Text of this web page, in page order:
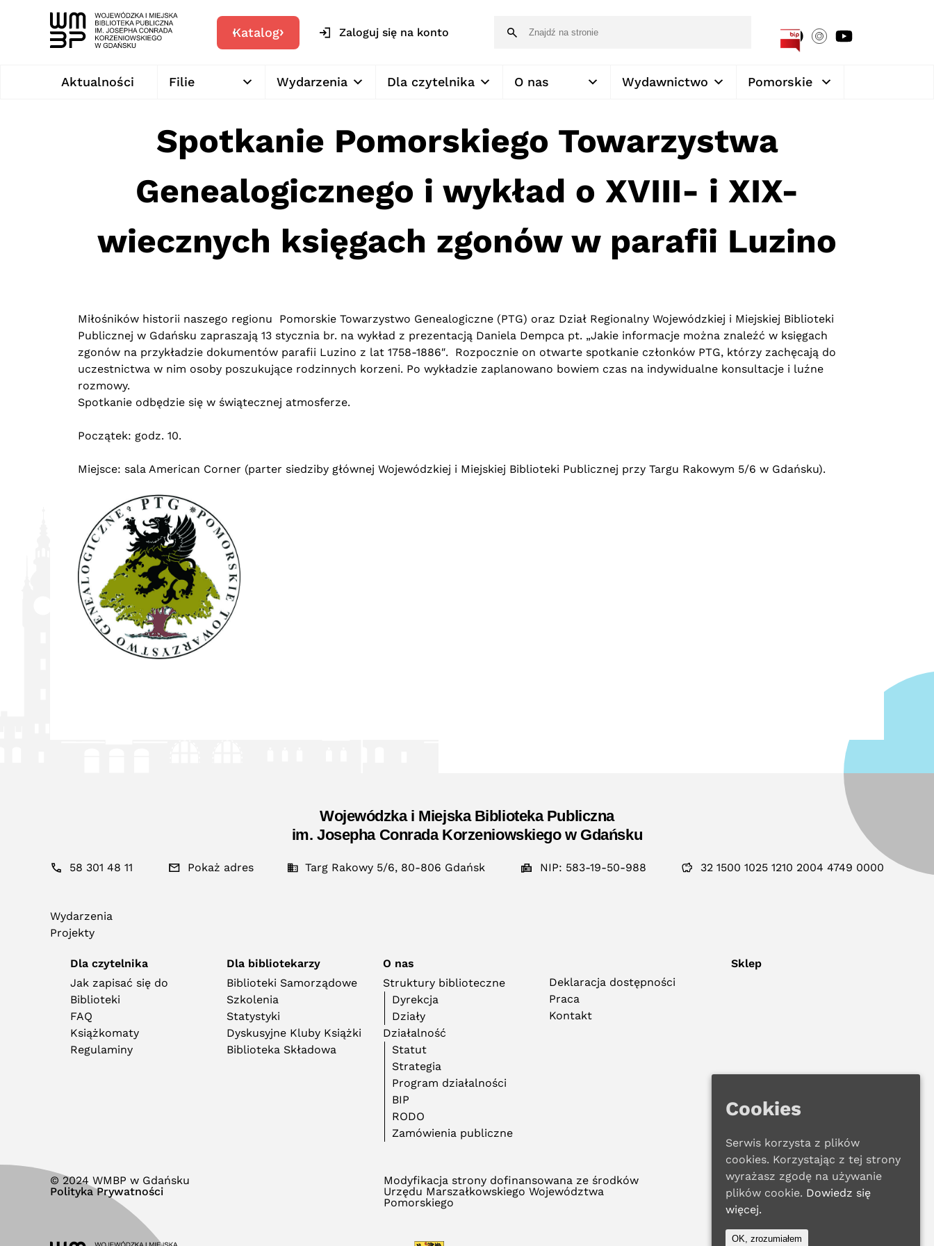
Katalog Zaloguj się na konto
Aktualności Filie Wydarzenia Dla czytelnika O nas Wydawnictwo Pomorskie
Spotkanie Pomorskiego Towarzystwa
Genealogicznego i wykład o XVIII- i XIX-
wiecznych księgach zgonów w parafii Luzino
Miłośników historii naszego regionu Pomorskie Towarzystwo Genealogiczne (PTG) oraz Dział Regionalny Wojewódzkiej i Miejskiej Biblioteki
Publicznej w Gdańsku zapraszają 13 stycznia br. na wykład z prezentacją Daniela Dempca pt. „Jakie informacje można znaleźć w księgach
zgonów na przykładzie dokumentów parafii Luzino z lat 1758-1886″. Rozpocznie on otwarte spotkanie członków PTG, którzy zachęcają do
uczestnictwa w nim osoby poszukujące rodzinnych korzeni. Po wykładzie zaplanowano bowiem czas na indywidualne konsultacje i luźne
rozmowy.
Spotkanie odbędzie się w świątecznej atmosferze.
Początek: godz. 10.
Miejsce: sala American Corner (parter siedziby głównej Wojewódzkiej i Miejskiej Biblioteki Publicznej przy Targu Rakowym 5/6 w Gdańsku).
Wojewódzka i Miejska Biblioteka Publiczna
im. Josepha Conrada Korzeniowskiego w Gdańsku
58 301 48 11 Pokaż adres Targ Rakowy 5/6, 80-806 Gdańsk NIP: 583-19-50-988 32 1500 1025 1210 2004 4749 0000
Wydarzenia
Projekty
Dla czytelnika
Jak zapisać się do
Biblioteki
FAQ
Książkomaty
Regulaminy
Dla bibliotekarzy
Biblioteki Samorządowe
Szkolenia
Statystyki
Dyskusyjne Kluby Książki
Biblioteka Składowa
O nas
Struktury biblioteczne
Dyrekcja
Działy
Działalność
Statut
Strategia
Program działalności
BIP
RODO
Zamówienia publiczne
Deklaracja dostępności
Praca
Kontakt
Sklep
© 2024 WMBP w Gdańsku
Polityka Prywatności
Modyfikacja strony dofinansowana ze środków
Urzędu Marszałkowskiego Województwa
Pomorskiego
Cookies
Serwis korzysta z plików
cookies. Korzystając z tej strony
wyrażasz zgodę na używanie
plików cookie. Dowiedz się
więcej.
OK, zrozumiałem